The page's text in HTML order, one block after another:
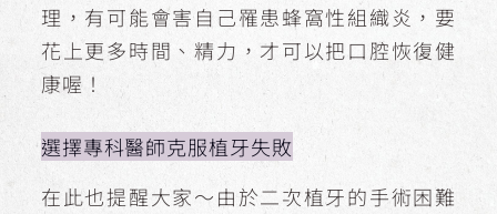
理，有可能會害自己罹患蜂窩性組織炎，要
花上更多時間、精力，才可以把口腔恢復健
康喔！
選擇專科醫師克服植牙失敗
在此也提醒大家～由於二次植牙的手術困難